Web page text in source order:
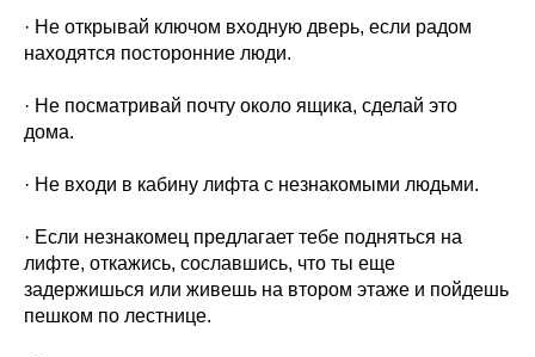
· Не открывай ключом входную дверь, если радом
находятся посторонние люди.
· Не посматривай почту около ящика, сделай это
дома.
· Не входи в кабину лифта с незнакомыми людьми.
· Если незнакомец предлагает тебе подняться на
лифте, откажись, сославшись, что ты еще
задержишься или живешь на втором этаже и пойдешь
пешком по лестнице.